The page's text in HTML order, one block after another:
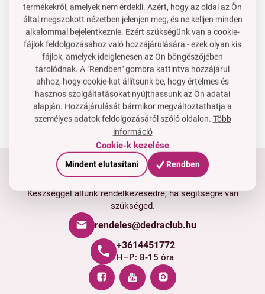
Raktáron Raktáron
ANTISTATIX | Kétoldalú
antistatikus portörlő 2 az
1-ben kis ecsettel
3 PE
Ár neked
1 590 Ft
A kosárba
Raktáron
Tartsd velünk a kapcsolatot
Készséggel állunk rendelkezésedre, ha segítségre van
szükséged.
rendeles@dedraclub.hu
+3614451772
H–P: 8-15 óra
termékekről, amelyek nem érdekli. Azért, hogy az oldal az Ön
által megszokott nézetben jelenjen meg, és ne kelljen minden
alkalommal bejelentkeznie. Ezért szükségünk van a cookie-
fájlok feldolgozásához való hozzájárulására - ezek olyan kis
fájlok, amelyek ideiglenesen az Ön böngészőjében
tárolódnak. A "Rendben" gombra kattintva hozzájárul
ahhoz, hogy cookie-kat állítsunk be, hogy értelmes és
hasznos szolgáltatásokat nyújthassunk az Ön adatai
alapján. Hozzájárulását bármikor megváltoztathatja a
személyes adatok feldolgozásáról szóló oldalon. Több
információ
Cookie-k kezelése
Mindent elutasítani Rendben